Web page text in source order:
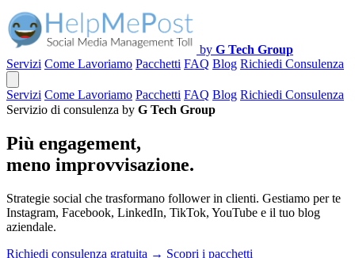
by G Tech Group
Servizi Come Lavoriamo Pacchetti FAQ Blog Richiedi Consulenza
Servizi Come Lavoriamo Pacchetti FAQ Blog Richiedi Consulenza
Servizio di consulenza by G Tech Group
Più engagement,
meno improvvisazione.
Strategie social che trasformano follower in clienti. Gestiamo per te
Instagram, Facebook, LinkedIn, TikTok, YouTube e il tuo blog
aziendale.
Richiedi consulenza gratuita → Scopri i pacchetti